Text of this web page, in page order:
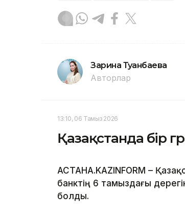
Зарина Туғанбаева
Авторлар
13:10, 06 Тамыз 2026
Қазақстанда бір
АСТАНА.KAZINFORM –
банктің 6 тамыздағы
болды.